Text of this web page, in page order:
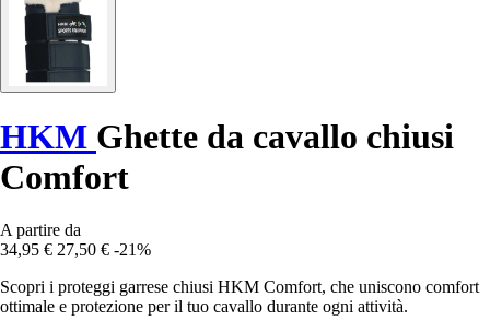
HKM Ghette da cavallo chiusi
Comfort
A partire da
34,95 € 27,50 € -21%
Scopri i proteggi garrese chiusi HKM Comfort, che uniscono comfort
ottimale e protezione per il tuo cavallo durante ogni attività.